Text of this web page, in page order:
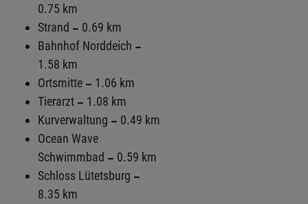
0.75 km
Strand
0.69 km
Bahnhof Norddeich
1.58 km
Ortsmitte
1.06 km
Tierarzt
1.08 km
Kurverwaltung
0.49 km
Ocean Wave
Schwimmbad
0.59 km
Schloss Lütetsburg
8.35 km